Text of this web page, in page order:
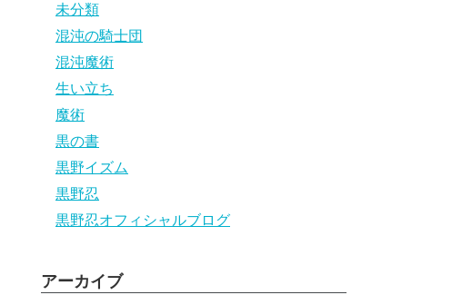
未分類
混沌の騎士団
混沌魔術
生い立ち
魔術
黒の書
黒野イズム
黒野忍
黒野忍オフィシャルブログ
アーカイブ